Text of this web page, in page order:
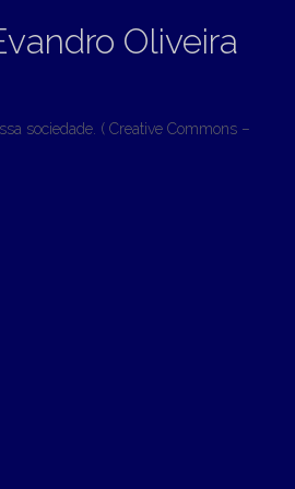
Oliveira
sociedade. ( Creative Commons –